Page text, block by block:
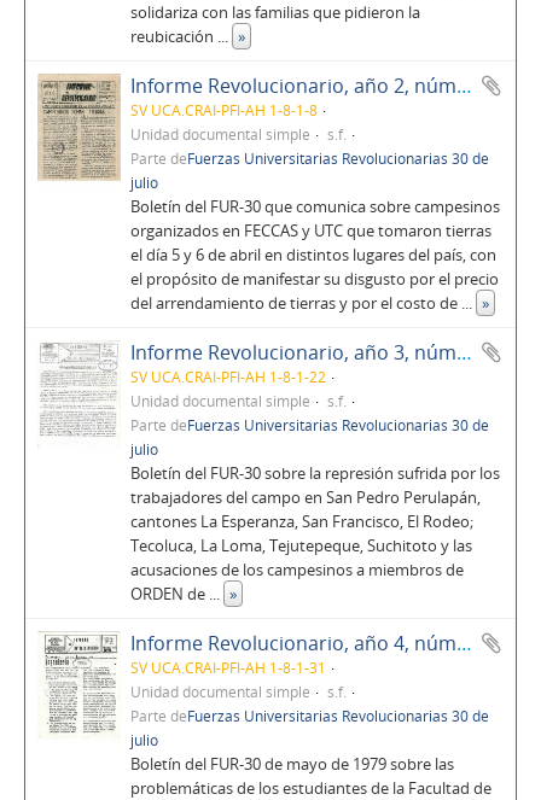
solidariza con las familias que pidieron la
reubicación ... »
Informe Revolucionario, año 2, número 6
SV UCA.CRAI-PFI-AH 1-8-1-8
Unidad documental simple
s.f.
Parte deFuerzas Universitarias Revolucionarias 30 de
julio
Boletín del FUR-30 que comunica sobre campesinos
organizados en FECCAS y UTC que tomaron tierras
el día 5 y 6 de abril en distintos lugares del país, con
el propósito de manifestar su disgusto por el precio
del arrendamiento de tierras y por el costo de ... »
Informe Revolucionario, año 3, número 24
SV UCA.CRAI-PFI-AH 1-8-1-22
Unidad documental simple
s.f.
Parte deFuerzas Universitarias Revolucionarias 30 de
julio
Boletín del FUR-30 sobre la represión sufrida por los
trabajadores del campo en San Pedro Perulapán,
cantones La Esperanza, San Francisco, El Rodeo;
Tecoluca, La Loma, Tejutepeque, Suchitoto y las
acusaciones de los campesinos a miembros de
ORDEN de ... »
Informe Revolucionario, año 4, número 37
SV UCA.CRAI-PFI-AH 1-8-1-31
Unidad documental simple
s.f.
Parte deFuerzas Universitarias Revolucionarias 30 de
julio
Boletín del FUR-30 de mayo de 1979 sobre las
problemáticas de los estudiantes de la Facultad de